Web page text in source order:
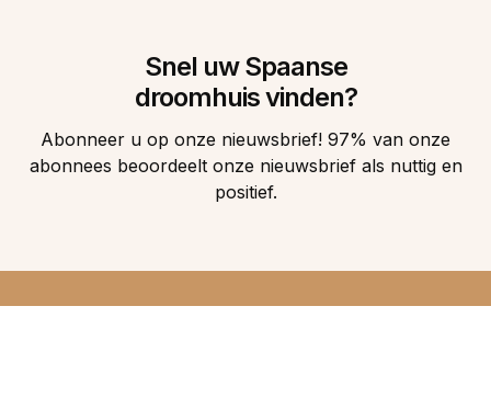
Snel uw Spaanse
droomhuis vinden?
Abonneer u op onze nieuwsbrief! 97% van onze
abonnees beoordeelt onze nieuwsbrief als nuttig en
positief.